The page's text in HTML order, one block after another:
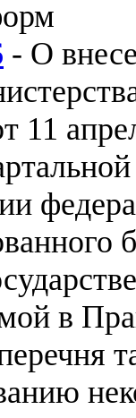
- О
11
в